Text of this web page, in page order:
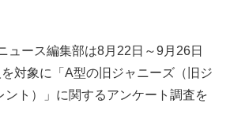
ュース編集部は8月22日～9月26日
対象に「A型の旧ジャニーズ（旧ジ
ント）」に関するアンケート調査を